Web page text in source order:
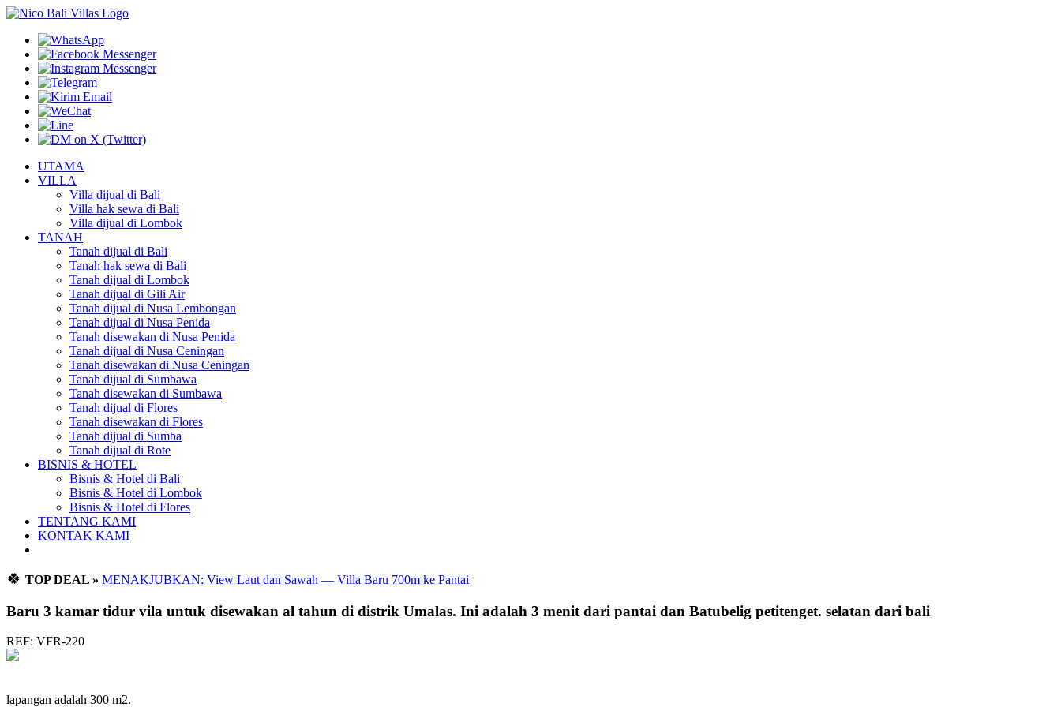
UTAMA
VILLA
Villa dijual di Bali
Villa hak sewa di Bali
Villa dijual di Lombok
TANAH
Tanah dijual di Bali
Tanah hak sewa di Bali
Tanah dijual di Lombok
Tanah dijual di Gili Air
Tanah dijual di Nusa Lembongan
Tanah dijual di Nusa Penida
Tanah disewakan di Nusa Penida
Tanah dijual di Nusa Ceningan
Tanah disewakan di Nusa Ceningan
Tanah dijual di Sumbawa
Tanah disewakan di Sumbawa
Tanah dijual di Flores
Tanah disewakan di Flores
Tanah dijual di Sumba
Tanah dijual di Rote
BISNIS & HOTEL
Bisnis & Hotel di Bali
Bisnis & Hotel di Lombok
Bisnis & Hotel di Flores
TENTANG KAMI
KONTAK KAMI
🍀 TOP DEAL » MENAKJUBKAN: View Laut dan Sawah — Villa Baru 700m ke Pantai
Baru 3 kamar tidur vila untuk disewakan al tahun di distrik Umalas. Ini adalah 3 menit dari pantai dan Batubelig petitenget. selatan dari bali
REF: VFR-220
lapangan adalah 300 m2.